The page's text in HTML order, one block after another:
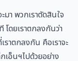
มา พวกเราตัดสินใจ
โดยเราตกลงกันว่า
ราตกลงกัน คือเราจะ
เอ็นฯไปด้วยอย่าง